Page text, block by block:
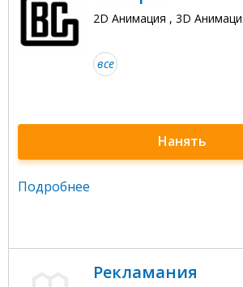
2D Анимация , 3D
все
Нанять
Подробнее
Рекламания